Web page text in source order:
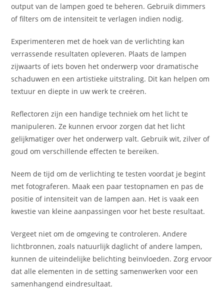
output van de lampen goed te beheren. Gebruik dimmers
of filters om de intensiteit te verlagen indien nodig.
Experimenteren met de hoek van de verlichting kan
verrassende resultaten opleveren. Plaats de lampen
zijwaarts of iets boven het onderwerp voor dramatische
schaduwen en een artistieke uitstraling. Dit kan helpen om
textuur en diepte in uw werk te creëren.
Reflectoren zijn een handige techniek om het licht te
manipuleren. Ze kunnen ervoor zorgen dat het licht
gelijkmatiger over het onderwerp valt. Gebruik wit, zilver of
goud om verschillende effecten te bereiken.
Neem de tijd om de verlichting te testen voordat je begint
met fotograferen. Maak een paar testopnamen en pas de
positie of intensiteit van de lampen aan. Het is vaak een
kwestie van kleine aanpassingen voor het beste resultaat.
Vergeet niet om de omgeving te controleren. Andere
lichtbronnen, zoals natuurlijk daglicht of andere lampen,
kunnen de uiteindelijke belichting beïnvloeden. Zorg ervoor
dat alle elementen in de setting samenwerken voor een
samenhangend eindresultaat.